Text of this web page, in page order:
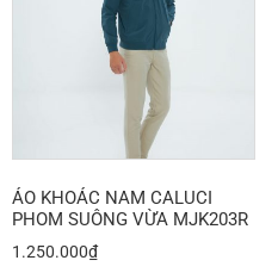
ÁO KHOÁC NAM CALUCI
PHOM SUÔNG VỪA MJK203R
1.250.000₫